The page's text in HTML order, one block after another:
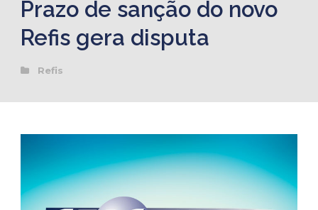
Prazo de sanção do novo
Refis gera disputa
Refis